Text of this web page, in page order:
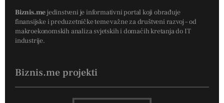
Biznis.mejedinstveni je informativni portal koji obrađuje
finansijske i preduzetničke teme važne za društveni razvoj – od
makroekonomskih analiza svjetskih i domaćih kretanja do IT
industrije.
Biznis.me projekti